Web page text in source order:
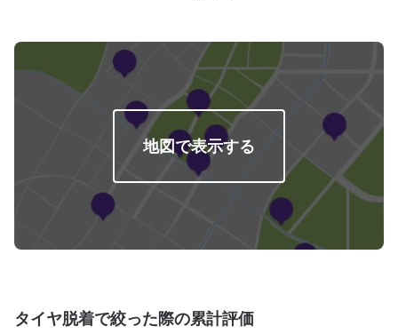
地図で表示する
タイヤ脱着で絞った際の累計評価